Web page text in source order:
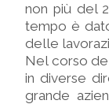
non più del
tempo è
delle
Nel corso
in diverse
grande